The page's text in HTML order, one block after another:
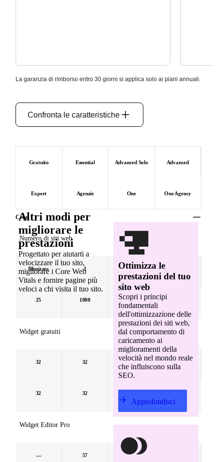
La garanzia di rimborso entro 30 giorni si applica solo ai piani annuali.
Confronta le caratteristiche
Gratuito Essential Advanced Solo Advanced
Expert Agenzie One One Agency
Crea
Numero di siti web
Illimitato 1 1
25 1000 1
Widget gratuiti
32 32 32 32
32 32
Widget Editor Pro
57 85
Altri modi per
migliorare le
prestazioni
Progettato per aiutarti a
velocizzare il tuo sito,
migliorare i Core Web
Vitals e fornire pagine più
veloci a chi visita il tuo sito.
Ottimizza le
prestazioni del tuo
sito web
Scopri i principi
fondamentali
dell'ottimizzazione delle
prestazioni dei siti web,
dal comportamento di
caricamento ai
miglioramenti della
velocità nel mondo reale
che influiscono sulla
SEO.
Approfondisci